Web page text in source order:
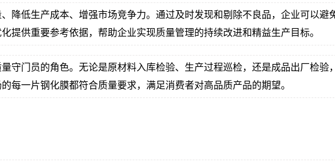
降低生产成本、增强市场竞争力。通过及时发现和剔除不良品，企业可以避
提供重要参考依据，帮助企业实现质量管理的持续改进和精益生产目标。
守门员的角色。无论是原材料入库检验、生产过程巡检，还是成品出厂检验
每一片钢化膜都符合质量要求，满足消费者对高品质产品的期望。